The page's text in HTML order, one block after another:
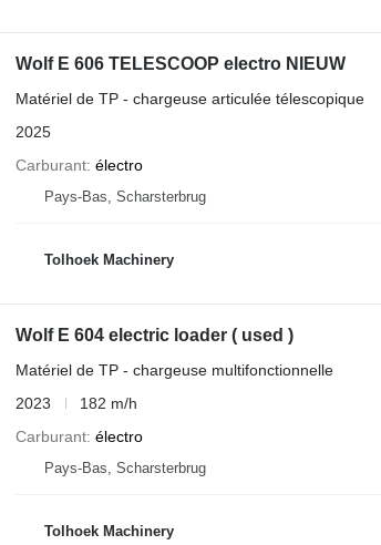
Wolf E 606 TELESCOOP electro NIEUW
Matériel de TP - chargeuse articulée télescopique
2025
Carburant électro
Pays-Bas, Scharsterbrug
Tolhoek Machinery
Wolf E 604 electric loader ( used )
Matériel de TP - chargeuse multifonctionnelle
2023
182 m/h
Carburant électro
Pays-Bas, Scharsterbrug
Tolhoek Machinery